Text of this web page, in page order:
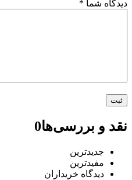
دیدگاه شما *
نقد و بررسی‌ها0
جدیدترین
مفیدترین
دیدگاه خریداران